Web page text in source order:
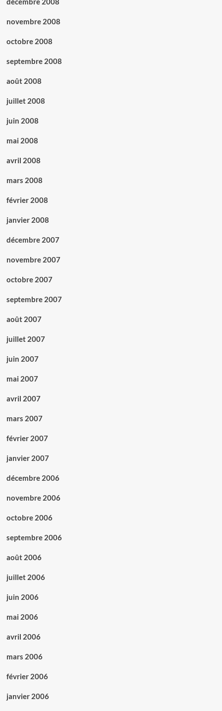
novembre 2008
octobre 2008
septembre 2008
août 2008
juillet 2008
juin 2008
mai 2008
avril 2008
mars 2008
février 2008
janvier 2008
décembre 2007
novembre 2007
octobre 2007
septembre 2007
août 2007
juillet 2007
juin 2007
mai 2007
avril 2007
mars 2007
février 2007
janvier 2007
décembre 2006
novembre 2006
octobre 2006
septembre 2006
août 2006
juillet 2006
juin 2006
mai 2006
avril 2006
mars 2006
février 2006
janvier 2006